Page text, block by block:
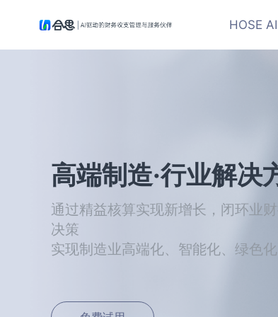
HOSE AI
高端制造·行业解决
通过精益核算实现新增长，闭环业
决策
实现制造业高端化、智能化、绿色化